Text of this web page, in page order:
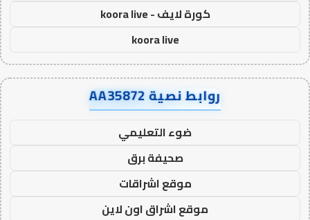
كورة لايف - koora live
koora live
روابط نصية AA35872
ضوء التعليمي
صحيفة برق
موقع اشراقات
موقع اشراق اون لاين